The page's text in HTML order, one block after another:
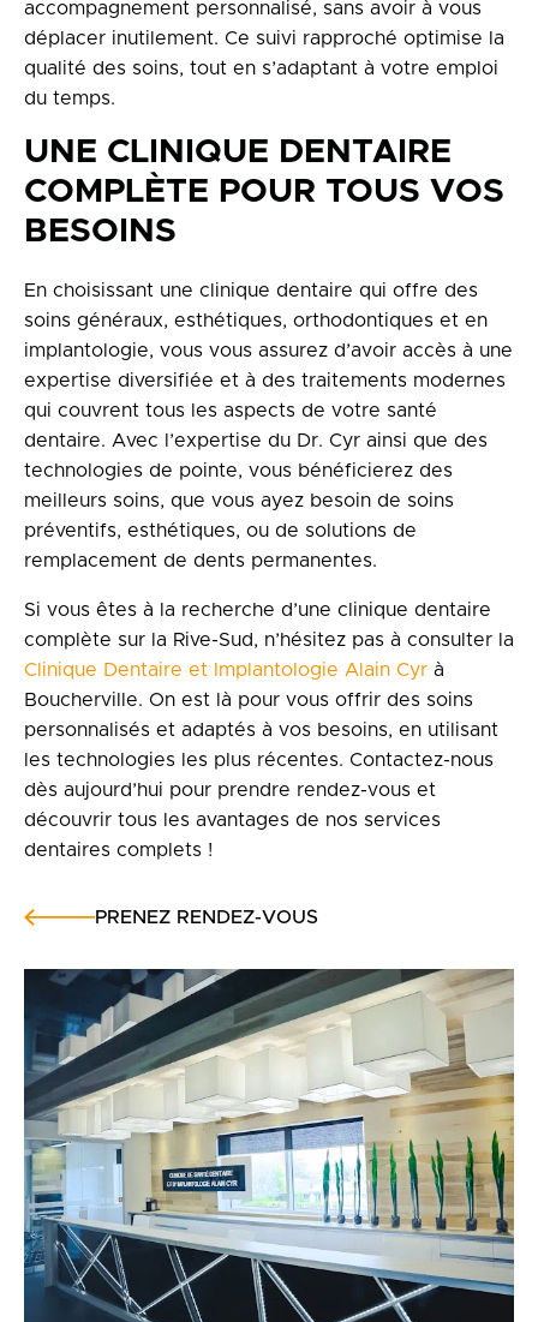
accompagnement personnalisé, sans avoir à vous
déplacer inutilement. Ce suivi rapproché optimise la
qualité des soins, tout en s’adaptant à votre emploi
du temps.
UNE CLINIQUE DENTAIRE
COMPLÈTE POUR TOUS VOS
BESOINS
En choisissant une clinique dentaire qui offre des
soins généraux, esthétiques, orthodontiques et en
implantologie, vous vous assurez d’avoir accès à une
expertise diversifiée et à des traitements modernes
qui couvrent tous les aspects de votre santé
dentaire. Avec l’expertise du Dr. Cyr ainsi que des
technologies de pointe, vous bénéficierez des
meilleurs soins, que vous ayez besoin de soins
préventifs, esthétiques, ou de solutions de
remplacement de dents permanentes.
Si vous êtes à la recherche d’une clinique dentaire
complète sur la Rive-Sud, n’hésitez pas à consulter la
Clinique Dentaire et Implantologie Alain Cyr à
Boucherville. On est là pour vous offrir des soins
personnalisés et adaptés à vos besoins, en utilisant
les technologies les plus récentes. Contactez-nous
dès aujourd’hui pour prendre rendez-vous et
découvrir tous les avantages de nos services
dentaires complets !
PRENEZ RENDEZ-VOUS